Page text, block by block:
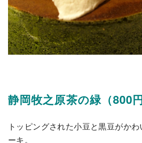
静岡牧之原茶の緑（800円
トッピングされた小豆と黒豆がか
ーキ。